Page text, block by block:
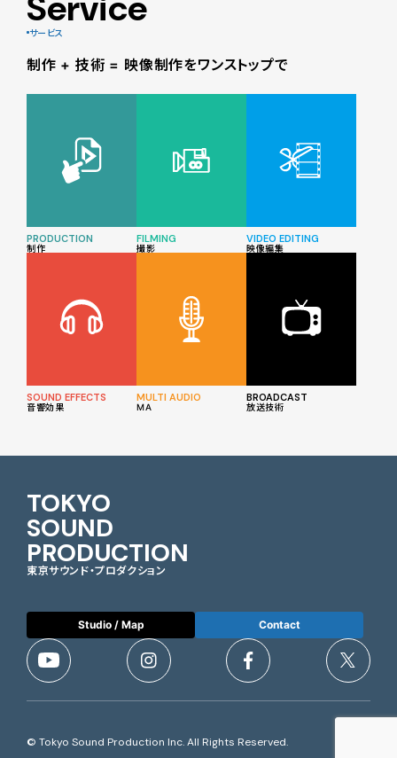
サービス
制作 + 技術 = 映像制作をワンストップで
PRODUCTION
制作
FILMING
撮影
VIDEO EDITING
映像編集
SOUND EFFECTS
音響効果
MULTI AUDIO
MA
BROADCAST
放送技術
TOKYO
SOUND
PRODUCTION
東京サウンド・プロダクション
Studio / Map Contact
© Tokyo Sound Production Inc. All Rights Reserved.